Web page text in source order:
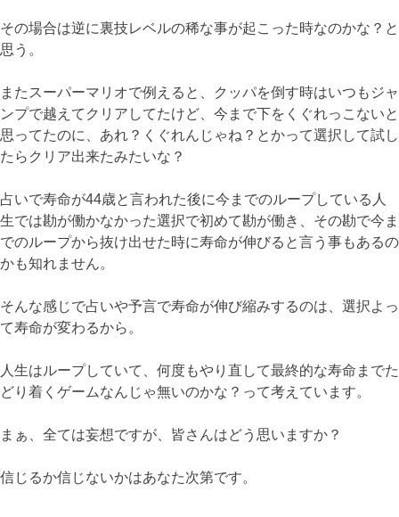
その場合は逆に裏技レベルの稀な事が起こった時なのかな？と
思う。
またスーパーマリオで例えると、クッパを倒す時はいつもジャ
ンプで越えてクリアしてたけど、今まで下をくぐれっこないと
思ってたのに、あれ？くぐれんじゃね？とかって選択して試し
たらクリア出来たみたいな？
占いで寿命が44歳と言われた後に今までのループしている人
生では勘が働かなかった選択で初めて勘が働き、その勘で今ま
でのループから抜け出せた時に寿命が伸びると言う事もあるの
かも知れません。
そんな感じで占いや予言で寿命が伸び縮みするのは、選択よっ
て寿命が変わるから。
人生はループしていて、何度もやり直して最終的な寿命までた
どり着くゲームなんじゃ無いのかな？って考えています。
まぁ、全ては妄想ですが、皆さんはどう思いますか？
信じるか信じないかはあなた次第です。